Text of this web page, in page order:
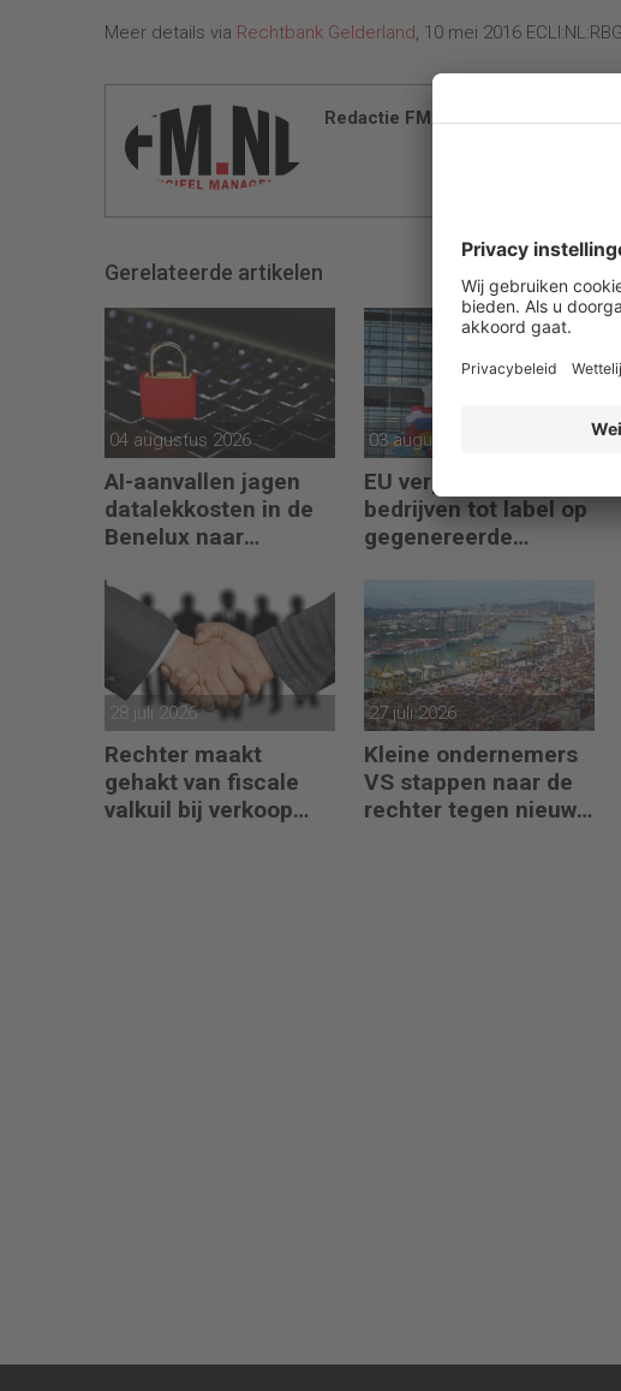
Meer details via Rechtbank Gelderland , 10 mei 2016
Redactie FM
Gerelateerde artikelen
04 augustus 2026
AI-aanvallen jagen
datalekkosten in de
Benelux naar
03 augustus 2026
EU verplicht AI-
bedrijven tot label op
gegenereerde
28 juli 2026
Rechter maakt
gehakt van fiscale
valkuil bij verkoop
27 juli 2026
Kleine ondernemers
VS stappen naar de
rechter tegen nieuwe